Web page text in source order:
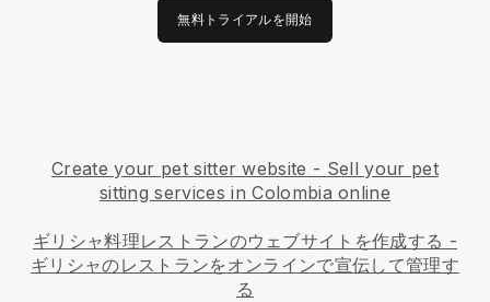
無料トライアルを開始
Create your pet sitter website - Sell your pet
sitting services in Colombia online
ギリシャ料理レストランのウェブサイトを作成する -
ギリシャのレストランをオンラインで宣伝して管理す
る